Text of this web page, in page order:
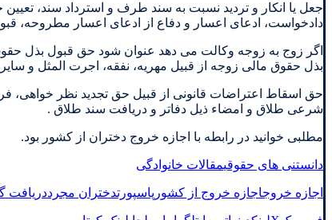
جعل یا انکار و تردید نسبت به سند طرف و استرداد سند،
دادخواست، ادعای اعسار و دفاع از ادعای اعسار مطروحه،
اگر زوج به زوجه وکالت می دهد عنوان شود حق قبول بذل
بذل حقوق مالی زوجه از قبیل مهریه، نفقه، اجرت المثل و
حق اسقاط اعتراضات قانونی از قبیل حق تجدید نظر خواهی،
شرعی طلاق و امضاء ذیل دفاتر و دریافت سند طلاق .
مطلبی خوانید در رابطه با اجازه خروج دختران از کشور بود.
دانستنی های حقوقیمقالات خانوادگی
اجازه خروجاجازه خروج از کشور پاسپورتدختران مجرددریافت